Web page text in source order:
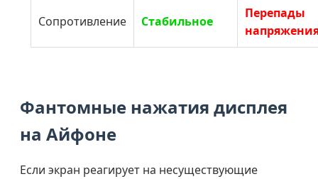
Сопротивление Стабильное
Перепады
Фантомные нажатия дисплея
на Айфоне
Если экран реагирует на несуществующие